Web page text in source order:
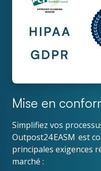
Mise en
Simplifiez vos
Outpost24 EASM est
principales exigences
marché :